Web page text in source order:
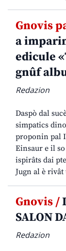
Gnovis
a
edicule
gnûf
Redazion
Daspò dal
simpatics
proponin pal
Einsaur e il
ispirâts dai
Jugn al è
Gnovis /
SALON
Redazion